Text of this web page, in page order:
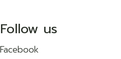
Follow us
Facebook